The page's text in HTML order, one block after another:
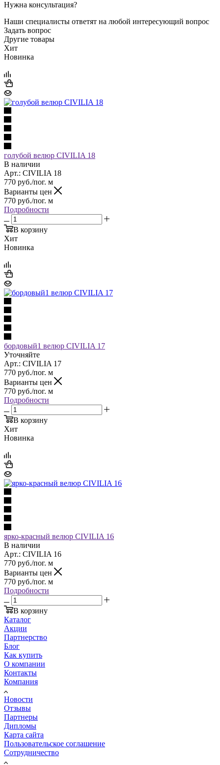
Нужна консультация?
Наши специалисты ответят на любой интересующий вопрос
Задать вопрос
Другие товары
Хит
Новинка
голубой велюр CIVILIA 18
В наличии
Арт.: CIVILIA 18
770 руб./пог. м
Варианты цен
770 руб./пог. м
Подробности
В корзину
Хит
Новинка
бордовый1 велюр CIVILIA 17
Уточняйте
Арт.: CIVILIA 17
770 руб./пог. м
Варианты цен
770 руб./пог. м
Подробности
В корзину
Хит
Новинка
ярко-красный велюр CIVILIA 16
В наличии
Арт.: CIVILIA 16
770 руб./пог. м
Варианты цен
770 руб./пог. м
Подробности
В корзину
Каталог
Акции
Партнерство
Блог
Как купить
О компании
Контакты
Компания
Новости
Отзывы
Партнеры
Дипломы
Карта сайта
Пользовательское соглашение
Сотрудничество